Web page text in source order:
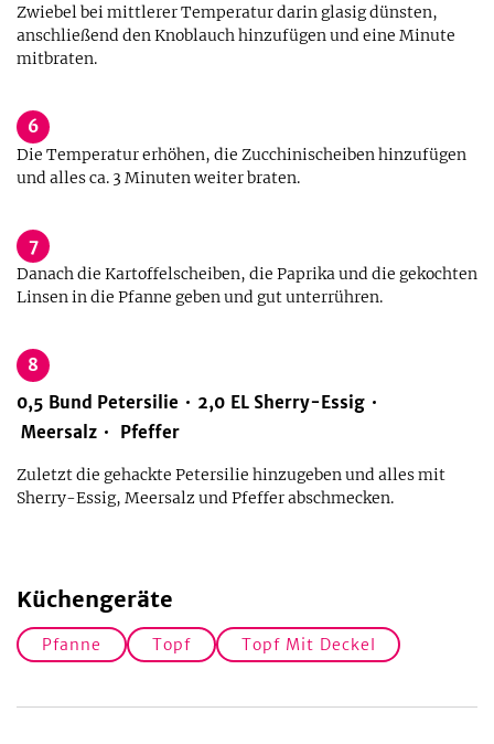
Zwiebel bei mittlerer Temperatur darin glasig dünsten,
anschließend den Knoblauch hinzufügen und eine Minute
mitbraten.
6
Die Temperatur erhöhen, die Zucchinischeiben hinzufügen
und alles ca. 3 Minuten weiter braten.
7
Danach die Kartoffelscheiben, die Paprika und die gekochten
Linsen in die Pfanne geben und gut unterrühren.
8
0,5 Bund Petersilie 2,0 EL Sherry-Essig
Meersalz
Pfeffer
Zuletzt die gehackte Petersilie hinzugeben und alles mit
Sherry-Essig, Meersalz und Pfeffer abschmecken.
Küchengeräte
Pfanne Topf Topf Mit Deckel